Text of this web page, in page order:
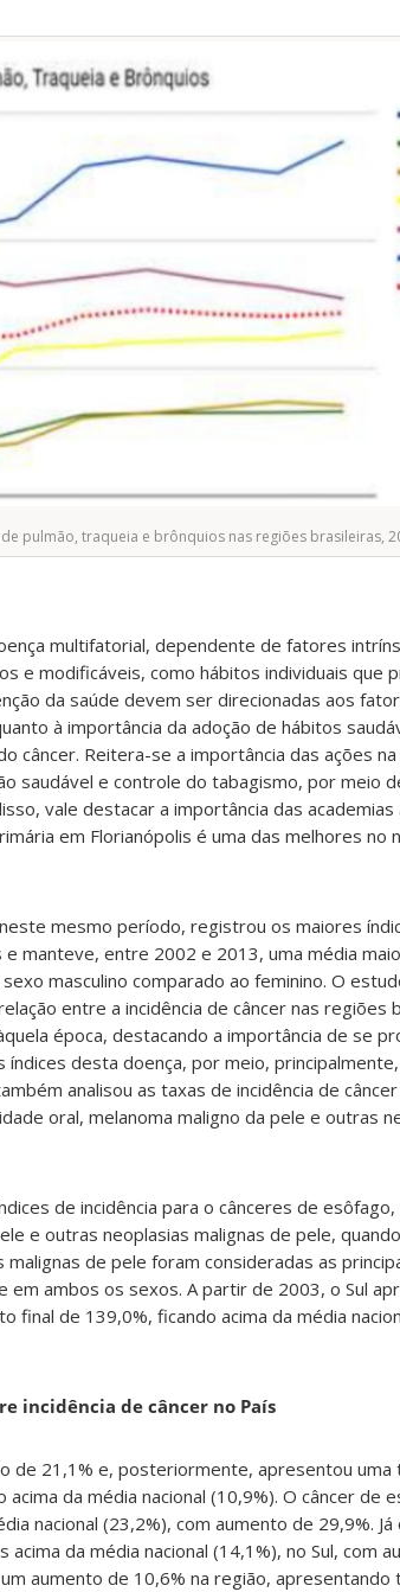
pulmão, traqueia e brônquios nas regiões brasileiras,
multifatorial, dependente de fatores
e modificáveis, como hábitos individuais que
da saúde devem ser direcionadas aos
à importância da adoção de hábitos
câncer. Reitera-se a importância das ações
saudável e controle do tabagismo, por meio
vale destacar a importância das
em Florianópolis é uma das melhores no
mesmo período, registrou os maiores
manteve, entre 2002 e 2013, uma média
masculino comparado ao feminino. O
entre a incidência de câncer nas regiões
época, destacando a importância de se
desta doença, por meio,
analisou as taxas de incidência de
oral, melanoma maligno da pele e outras
de incidência para o cânceres de
e outras neoplasias malignas de pele,
de pele foram consideradas as
ambos os sexos. A partir de 2003, o Sul
final de 139,0%, ficando acima da média
incidência de câncer no País
de 21,1% e, posteriormente, apresentou uma
da média nacional (10,9%). O câncer de
nacional (23,2%), com aumento de 29,9%. Já
da média nacional (14,1%), no Sul, com
aumento de 10,6% na região,